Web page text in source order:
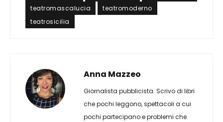
teatromascalucia
teatromoderno
teatrosicilia
Anna Mazzeo
Giornalista pubblicista. Scrivo di libri
che pochi leggono, spettacoli a cui
pochi partecipano e problemi che